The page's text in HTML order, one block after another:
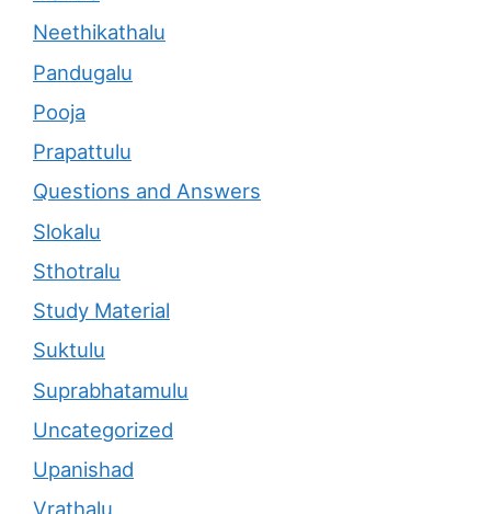
Neethikathalu
Pandugalu
Pooja
Prapattulu
Questions and Answers
Slokalu
Sthotralu
Study Material
Suktulu
Suprabhatamulu
Uncategorized
Upanishad
Vrathalu